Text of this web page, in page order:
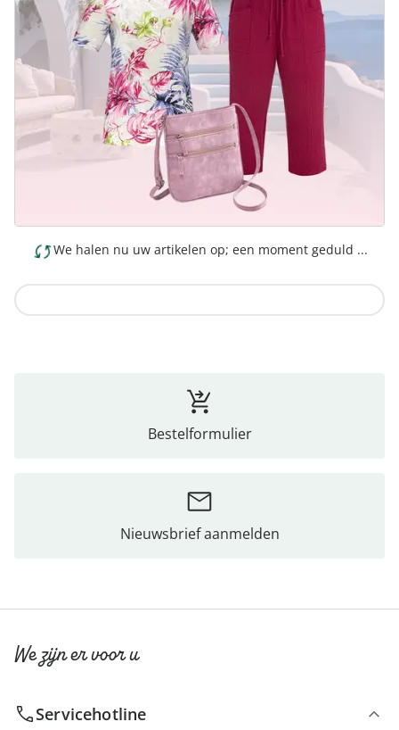
We halen nu uw artikelen op; een moment geduld ...
Bestelformulier
Nieuwsbrief aanmelden
We zijn er voor u
Servicehotline